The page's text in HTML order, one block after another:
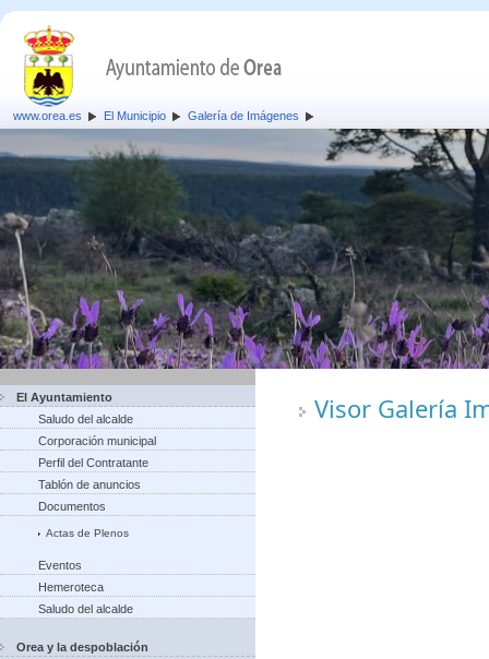
www.orea.es El Municipio Galería de Imágenes
El Ayuntamiento
Saludo del alcalde
Corporación municipal
Perfil del Contratante
Tablón de anuncios
Documentos
Actas de Plenos
Eventos
Hemeroteca
Saludo del alcalde
Orea y la despoblación
Visor Galería